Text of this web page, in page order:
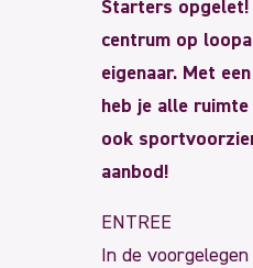
Starters opgelet!
centrum op
eigenaar. Met
heb je alle
ook
aanbod!
ENTREE
In de